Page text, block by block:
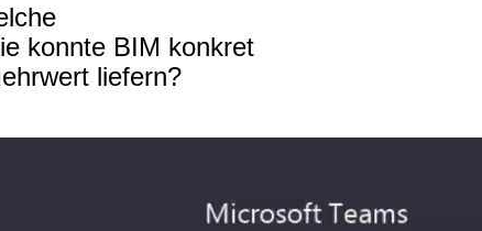
konnte BIM konkret
liefern?